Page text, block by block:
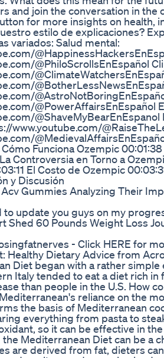
and join the conversation in the
for more insights on health,
estilo de explicaciones?
variados: Salud mental:
@PhiloScrollsEnEspañol
@PowerAffairsEnEspañol
www.youtube.com/
Funciona Ozempic
Controversia en Torno a
El Costo de Ozempic
y Discusión
Gummies Analyzing Their
to update you guys on my
Shed 60 Pounds Weight Loss
- Click HERE for
Healthy Dietary Advice from
Diet began with a rather
Italy tended to eat a diet rich in
than people in the U.S. How
reliance on the
the basis of Mediterranean
everything from pasta to
so it can be effective in
Mediterranean Diet can be a
are derived from fat, dieters